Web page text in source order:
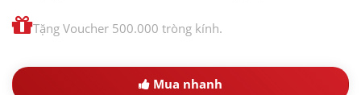
Tặng Voucher 500.000 tròng kính.
Mua nhanh